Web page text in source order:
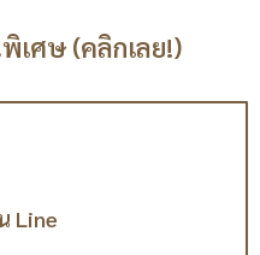
เศษ (คลิกเลย!)
Line